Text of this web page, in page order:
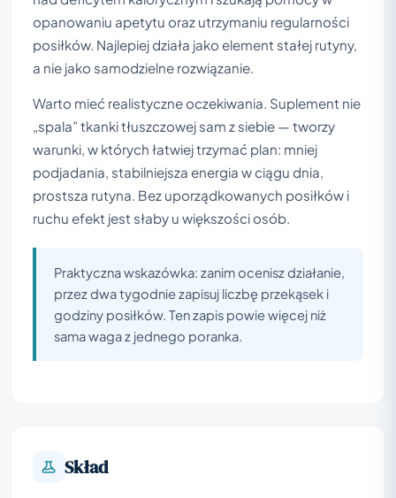
opanowaniu apetytu oraz utrzymaniu regularności
posiłków. Najlepiej działa jako element stałej rutyny,
a nie jako samodzielne rozwiązanie.
Warto mieć realistyczne oczekiwania. Suplement nie
„spala” tkanki tłuszczowej sam z siebie — tworzy
warunki, w których łatwiej trzymać plan: mniej
podjadania, stabilniejsza energia w ciągu dnia,
prostsza rutyna. Bez uporządkowanych posiłków i
ruchu efekt jest słaby u większości osób.
Praktyczna wskazówka: zanim ocenisz działanie,
przez dwa tygodnie zapisuj liczbę przekąsek i
godziny posiłków. Ten zapis powie więcej niż
sama waga z jednego poranka.
Skład